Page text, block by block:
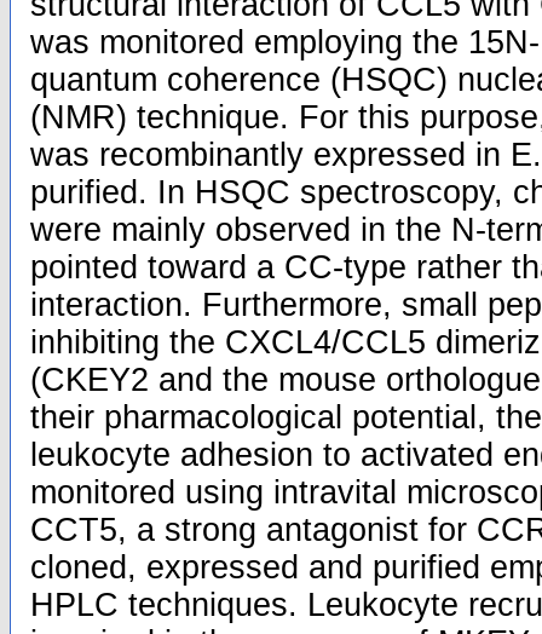
was monitored employing the
quantum coherence (HSQC)
(NMR) technique. For this
was recombinantly expressed in
purified. In HSQC spectroscopy,
were mainly observed in the N-
pointed toward a CC-type rather
interaction. Furthermore, small
inhibiting the CXCL4/CCL5
(CKEY2 and the mouse
their pharmacological potential,
leukocyte adhesion to activated
monitored using intravital
CCT5, a strong antagonist for
cloned, expressed and purified
HPLC techniques. Leukocyte